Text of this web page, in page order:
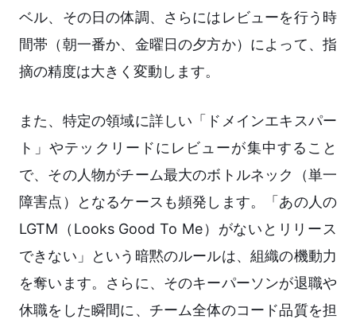
ベル、その日の体調、さらにはレビューを行う時
間帯（朝一番か、金曜日の夕方か）によって、指
摘の精度は大きく変動します。
また、特定の領域に詳しい「ドメインエキスパー
ト」やテックリードにレビューが集中すること
で、その人物がチーム最大のボトルネック（単一
障害点）となるケースも頻発します。「あの人の
LGTM（Looks Good To Me）がないとリリース
できない」という暗黙のルールは、組織の機動力
を奪います。さらに、そのキーパーソンが退職や
休職をした瞬間に、チーム全体のコード品質を担